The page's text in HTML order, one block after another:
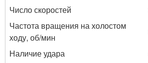
Число скоростей
Частота вращения на холостом
ходу, об/мин
Наличие удара